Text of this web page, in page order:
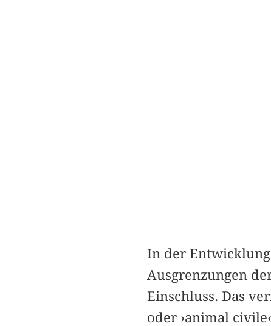
In der
Ausgrenzungen
Einschluss. Das
oder ›animal